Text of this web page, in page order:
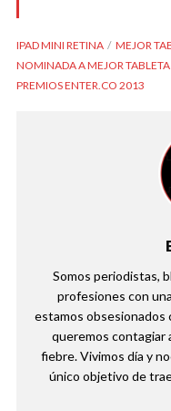
IPAD MINI RETINA MEJOR
NOMINADA A MEJOR TABLETA
PREMIOS ENTER.CO 2013
Somos periodistas,
profesiones con
estamos obsesionados
queremos contagiar
fiebre. Vivimos día y
único objetivo de